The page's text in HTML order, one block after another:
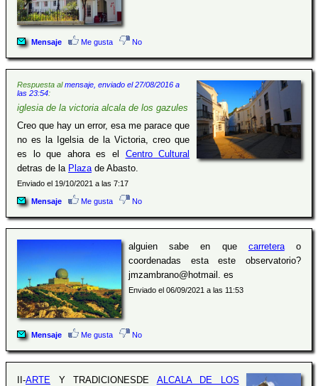
Mensaje Me gusta No
Respuesta almensaje, enviado el 27/08/2016 a
las 23:54:
iglesia de la victoria alcala de los gazules
Creo que hay un error, esa me parace que
no es la Igelsia de la Victoria, creo que
es lo que ahora es el Centro Cultural
detras de la Plaza de Abasto.
Enviado el 19/10/2021 a las 7:17
Mensaje Me gusta No
alguien sabe en que carreterao
coordenadas esta este observatorio?
jmzambrano@hotmail. es
Enviado el 06/09/2021 a las 11:53
Mensaje Me gusta No
II-ARTE Y TRADICIONESDE ALCALA DE LOS